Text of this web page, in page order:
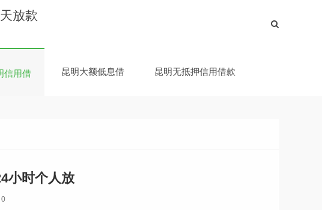
信用借 昆明大额低息借 昆明无抵押信用借款
小时个人放